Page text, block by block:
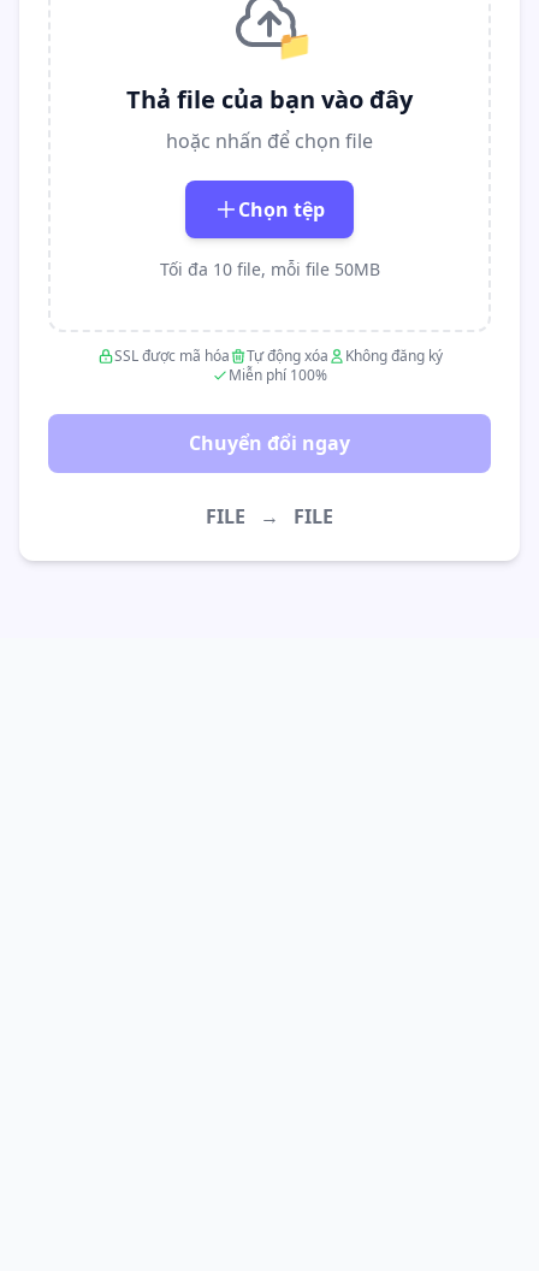
📁
Thả file của bạn vào đây
hoặc nhấn để chọn file
Chọn tệp
Tối đa 10 file, mỗi file 50MB
SSL được mã hóa Tự động xóa
Không đăng ký
Miễn phí 100%
Chuyển đổi ngay
FILE → FILE